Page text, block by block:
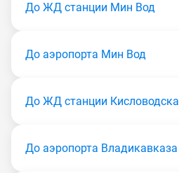
До ЖД станции Мин Вод
До аэропорта Мин Вод
До ЖД станции Кисловодска
До аэропорта Владикавказа